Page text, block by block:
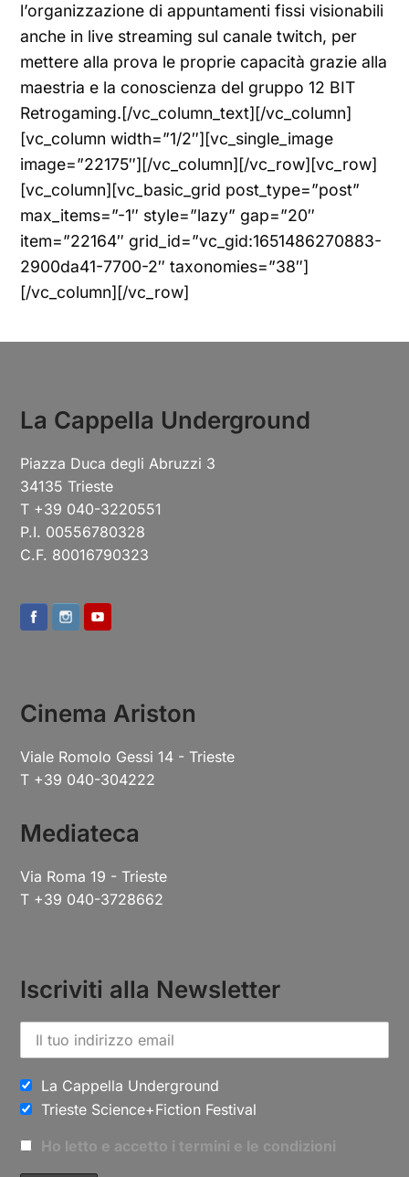
l’organizzazione di appuntamenti fissi visionabili
anche in live streaming sul canale twitch, per
mettere alla prova le proprie capacità grazie alla
maestria e la conoscienza del gruppo 12 BIT
Retrogaming.[/vc_column_text][/vc_column]
[vc_column width=”1/2″][vc_single_image
image=”22175″][/vc_column][/vc_row][vc_row]
[vc_column][vc_basic_grid post_type=”post”
max_items=”-1″ style=”lazy” gap=”20″
item=”22164″ grid_id=”vc_gid:1651486270883-
2900da41-7700-2″ taxonomies=”38″]
[/vc_column][/vc_row]
La Cappella Underground
Piazza Duca degli Abruzzi 3
34135 Trieste
T +39 040-3220551
P.I. 00556780328
C.F. 80016790323
Cinema Ariston
Viale Romolo Gessi 14 - Trieste
T +39 040-304222
Mediateca
Via Roma 19 - Trieste
T +39 040-3728662
Iscriviti alla Newsletter
La Cappella Underground
Trieste Science+Fiction Festival
Ho letto e accetto i termini e le condizioni